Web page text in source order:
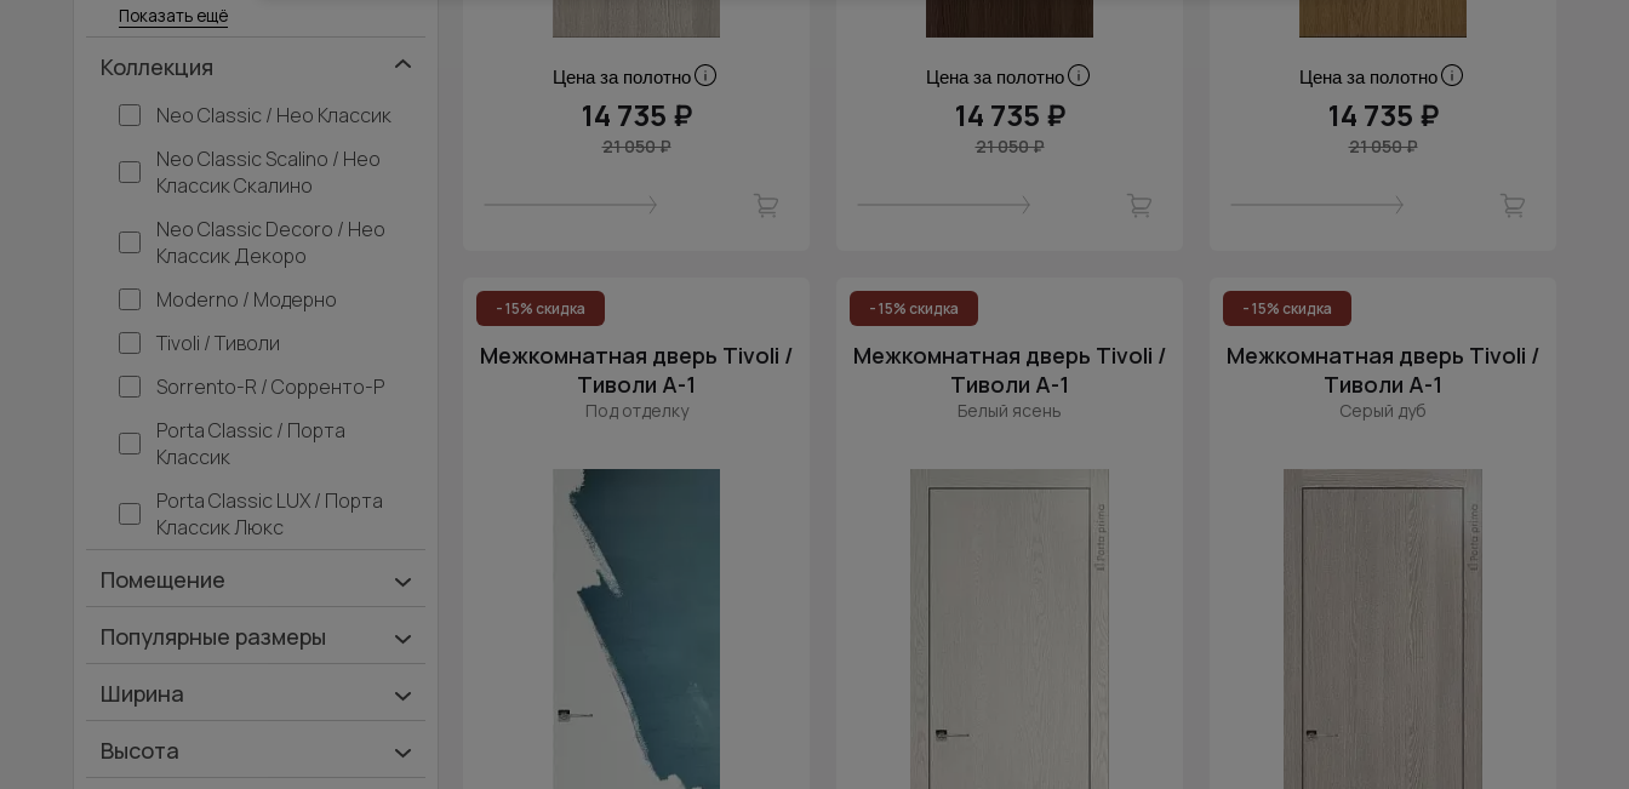
Показать ещё
Коллекция
Neo Classic / Нео Классик
Neo Classic Scalino / Нео
Классик Скалино
Neo Classic Decoro / Нео
Классик Декоро
Moderno / Модерно
Tivoli / Тиволи
Sorrento-R / Сорренто-Р
Porta Classic / Порта
Классик
Porta Classic LUX / Порта
Классик Люкс
Помещение
Ванная и туалет
Дача
Популярные размеры
600х2000
Ширина
Ширина 40 см
Высота
Цена за полотно
14 735 ₽
21 050 ₽
Цена за полотно
14 735 ₽
21 050 ₽
Цена за полотно
14 735 ₽
21 050 ₽
- 15% скидка
Межкомнатная дверь Tivoli /
Тиволи А-1
Под отделку
- 15% скидка
Межкомнатная дверь Tivoli /
Тиволи А-1
Белый ясень
- 15% скидка
Межкомнатная дверь Tivoli /
Тиволи А-1
Серый дуб